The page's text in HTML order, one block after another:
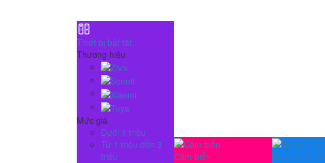
Thiết bị bật tắt
Thương hiệu
Mức giá
Dưới 1 triệu
Từ 1 triệu đến 3
triệu
Cảm biến Hub trung